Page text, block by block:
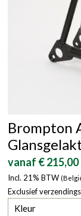
Brompton
vanaf € 215,00
Incl. 21% BTW
Exclusief
Kleur